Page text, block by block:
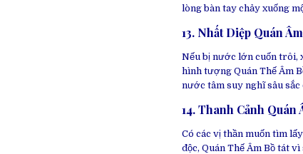
lòng bàn tay chảy xuống
13. Nhất Diệp Quán Âm
Nếu bị nước lớn cuốn trôi,
hình tượng Quán Thế Âm
nước tâm suy nghĩ sâu
14. Thanh Cảnh Quán
Có các vị thần muốn tìm
độc, Quán Thế Âm Bồ tát